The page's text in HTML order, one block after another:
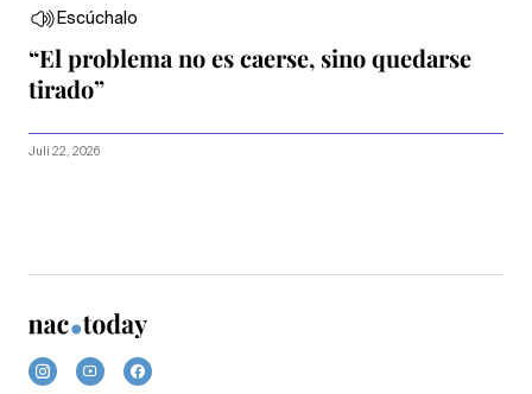
Escúchalo
“El problema no es caerse, sino quedarse
tirado”
Juli 22, 2026